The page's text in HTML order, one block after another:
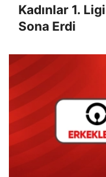
Kadınlar 1.
Sona Erdi